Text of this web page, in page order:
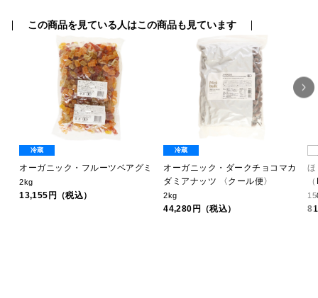
この商品を見ている人はこの商品も見ています
冷蔵
オーガニック・フルーツベアグミ
2kg
13,155円（税込）
冷蔵
オーガニック・ダークチョコマカ
ダミアナッツ 〈クール便〉
2kg
44,280円（税込）